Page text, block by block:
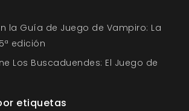
la Guía de Juego de Vampiro: La
edición
Los Buscaduendes: El Juego de
etiquetas